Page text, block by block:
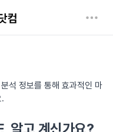
석 정보를 통해 효과적인 마